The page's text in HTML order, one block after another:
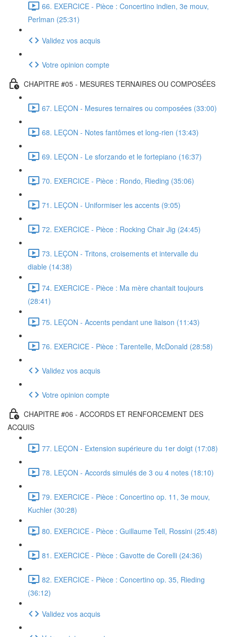
66. EXERCICE - Pièce : Concertino indien, 3e mouv,
Perlman (25:31)
Validez vos acquis
Votre opinion compte
CHAPITRE #05 - MESURES TERNAIRES OU COMPOSÉES
67. LEÇON - Mesures ternaires ou composées (33:00)
68. LEÇON - Notes fantômes et long-rien (13:43)
69. LEÇON - Le sforzando et le fortepiano (16:37)
70. EXERCICE - Pièce : Rondo, Rieding (35:06)
71. LEÇON - Uniformiser les accents (9:05)
72. EXERCICE - Pièce : Rocking Chair Jig (24:45)
73. LEÇON - Tritons, croisements et intervalle du
diable (14:38)
74. EXERCICE - Pièce : Ma mère chantait toujours
(28:41)
75. LEÇON - Accents pendant une liaison (11:43)
76. EXERCICE - Pièce : Tarentelle, McDonald (28:58)
Validez vos acquis
Votre opinion compte
CHAPITRE #06 - ACCORDS ET RENFORCEMENT DES
ACQUIS
77. LEÇON - Extension supérieure du 1er doigt (17:08)
78. LEÇON - Accords simulés de 3 ou 4 notes (18:10)
79. EXERCICE - Pièce : Concertino op. 11, 3e mouv,
Kuchler (30:28)
80. EXERCICE - Pièce : Guillaume Tell, Rossini (25:48)
81. EXERCICE - Pièce : Gavotte de Corelli (24:36)
82. EXERCICE - Pièce : Concertino op. 35, Rieding
(36:12)
Validez vos acquis